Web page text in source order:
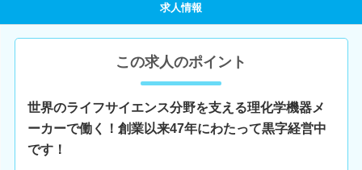
求人情報
この求人のポイント
世界のライフサイエンス分野を支える理化学機器メ
ーカーで働く！創業以来47年にわたって黒字経営中
です！